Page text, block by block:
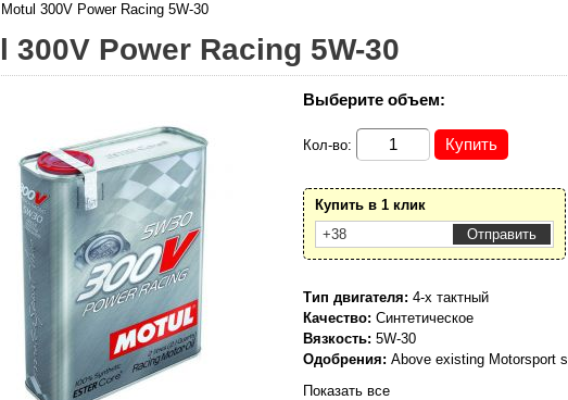
300V Power Racing 5W-30
300V Power Racing 5W-30
Выберите объем:
Кол-во:
Купить в 1 клик
Тип двигателя: 4-х тактный
Качество: Синтетическое
Вязкость: 5W-30
Одобрения: Above existing Motorsport
Показать все